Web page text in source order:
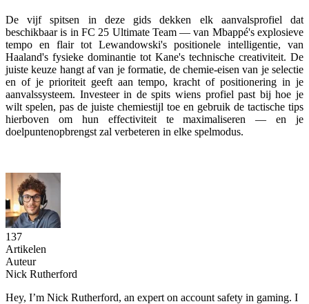
De vijf spitsen in deze gids dekken elk aanvalsprofiel dat
beschikbaar is in FC 25 Ultimate Team — van Mbappé's explosieve
tempo en flair tot Lewandowski's positionele intelligentie, van
Haaland's fysieke dominantie tot Kane's technische creativiteit. De
juiste keuze hangt af van je formatie, de chemie-eisen van je selectie
en of je prioriteit geeft aan tempo, kracht of positionering in je
aanvalssysteem. Investeer in de spits wiens profiel past bij hoe je
wilt spelen, pas de juiste chemiestijl toe en gebruik de tactische tips
hierboven om hun effectiviteit te maximaliseren — en je
doelpuntenopbrengst zal verbeteren in elke spelmodus.
137
Artikelen
Auteur
Nick Rutherford
Hey, I’m Nick Rutherford, an expert on account safety in gaming. I